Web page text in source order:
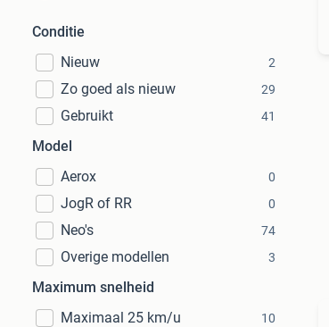
Conditie
Nieuw
2
Zo goed als nieuw 29
Gebruikt 41
Model
Aerox
0
JogR of RR 0
Neo's 74
Overige modellen 3
Maximum snelheid
Maximaal 25 km/u
10